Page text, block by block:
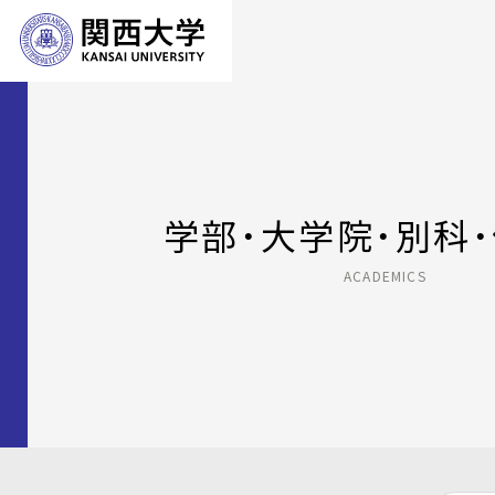
学部・大学院・別科
ACADEMICS